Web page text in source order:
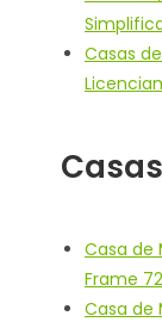
Casas
Casa de
Frame
Casa de